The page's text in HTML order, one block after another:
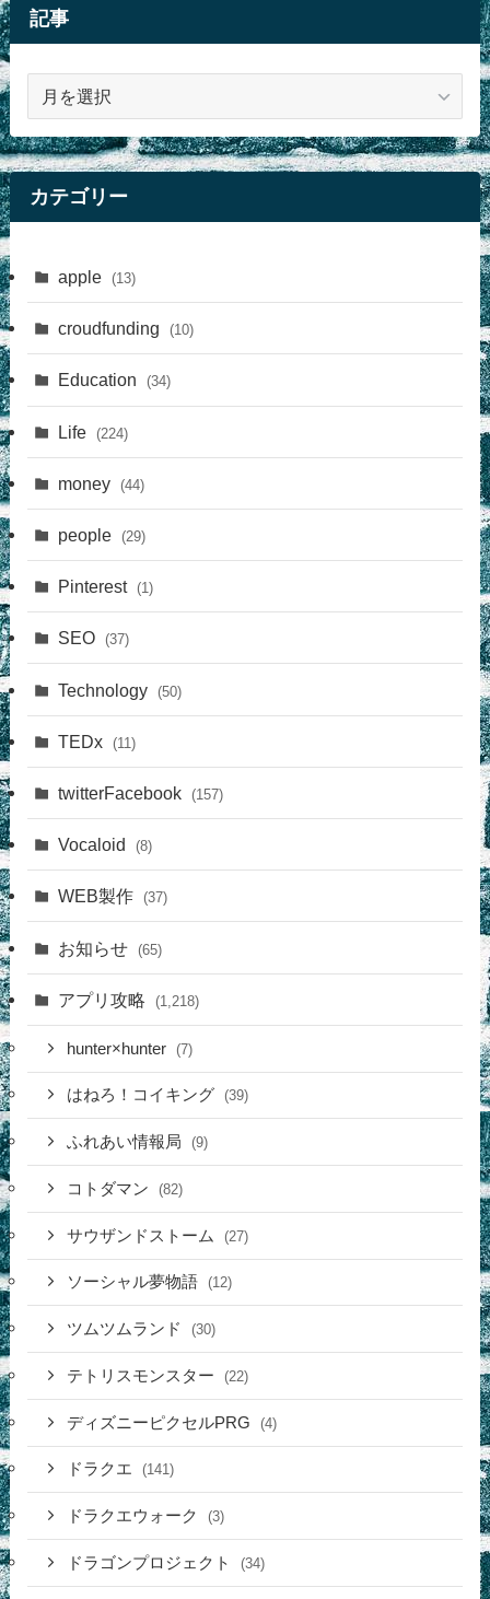
記事
カテゴリー
apple (13)
croudfunding (10)
Education (34)
Life (224)
money (44)
people (29)
Pinterest (1)
SEO (37)
Technology (50)
TEDx (11)
twitterFacebook (157)
Vocaloid (8)
WEB製作 (37)
お知らせ (65)
アプリ攻略 (1,218)
hunter×hunter (7)
はねろ！コイキング (39)
ふれあい情報局 (9)
コトダマン (82)
サウザンドストーム (27)
ソーシャル夢物語 (12)
ツムツムランド (30)
テトリスモンスター (22)
ディズニーピクセルPRG (4)
ドラクエ (141)
ドラクエウォーク (3)
ドラゴンプロジェクト (34)